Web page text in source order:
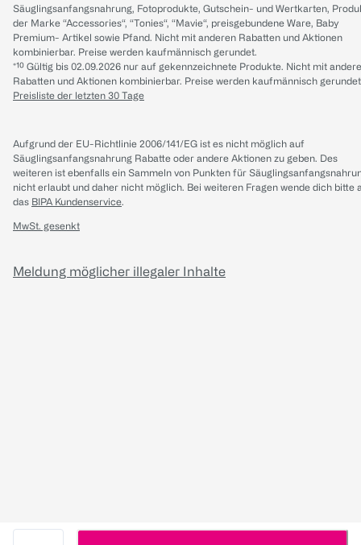
Säuglingsanfangsnahrung, Fotoprodukte, Gutschein- und Wertkarten,
der Marke “Accessories“, “Tonies“, “Mavie“, preisgebundene Ware, Baby
Premium- Artikel sowie Pfand. Nicht mit anderen Rabatten und Aktionen
kombinierbar. Preise werden kaufmännisch gerundet.
*¹⁰ Gültig bis 02.09.2026 nur auf gekennzeichnete Produkte. Nicht mit
Rabatten und Aktionen kombinierbar. Preise werden kaufmännisch
Preisliste der letzten 30 Tage
Aufgrund der EU-Richtlinie 2006/141/EG ist es nicht möglich auf
Säuglingsanfangsnahrung Rabatte oder andere Aktionen zu geben. Des
weiteren ist ebenfalls ein Sammeln von Punkten für
nicht erlaubt und daher nicht möglich. Bei weiteren Fragen wende dich bitte
das BIPA Kundenservice.
MwSt. gesenkt
Meldung möglicher illegaler Inhalte